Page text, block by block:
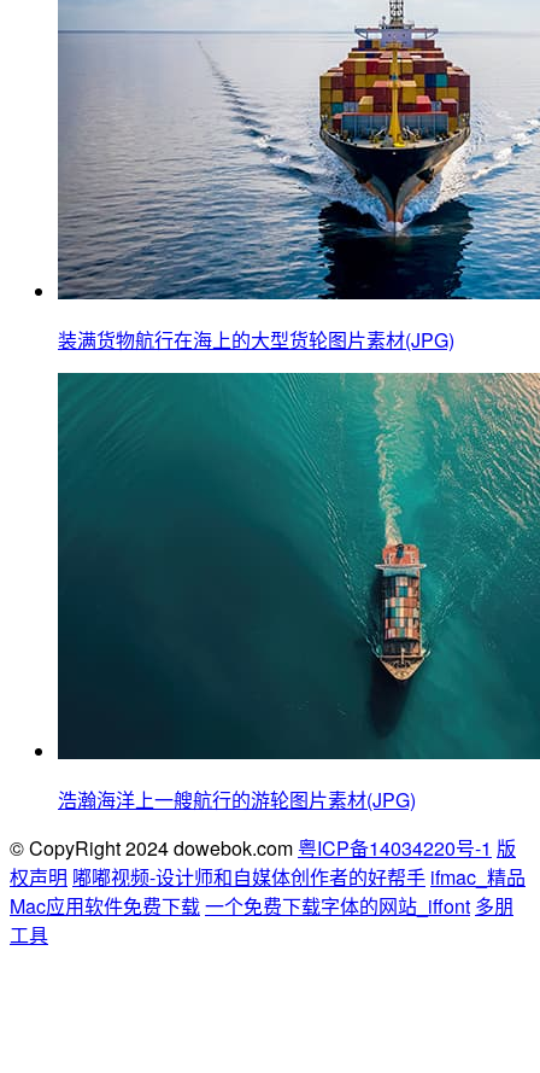
装满货物航行在海上的大型货轮图片素材(JPG)
浩瀚海洋上一艘航行的游轮图片素材(JPG)
© CopyRight 2024 dowebok.com 粤ICP备14034220号-1 版
权声明 嘟嘟视频-设计师和自媒体创作者的好帮手 ifmac_精品
Mac应用软件免费下载一个免费下载字体的网站_iffont 多朋
工具